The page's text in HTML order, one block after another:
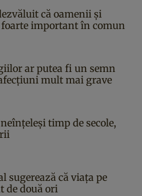
că oamenii și
foarte important în comun
ar putea fi un semn
mult mai grave
timp de secole,
sugerează că viața pe
de două ori